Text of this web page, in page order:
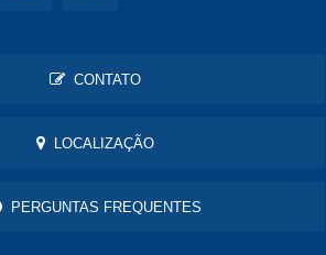
CONTATO
LOCALIZAÇÃO
PERGUNTAS FREQUENTES